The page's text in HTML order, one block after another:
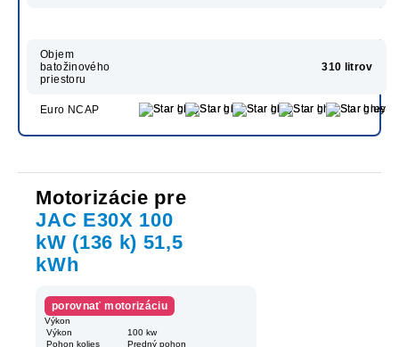
Objem
batožinového
priestoru
310 litrov
Euro NCAP
Motorizácie pre
JAC E30X 100
kW (136 k) 51,5
kWh
porovnať motorizáciu
Výkon
Výkon
100 kw
Pohon kolies
Predný pohon